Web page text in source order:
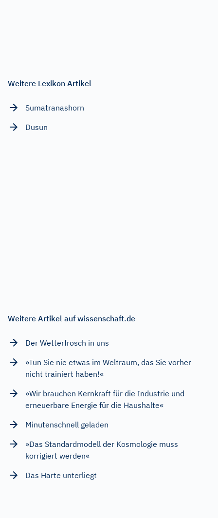
Weitere Lexikon Artikel
Sumatranashorn
Dusun
Weitere Artikel auf wissenschaft.de
Der Wetterfrosch in uns
»Tun Sie nie etwas im Weltraum, das Sie vorher
nicht trainiert haben!«
»Wir brauchen Kernkraft für die Industrie und
erneuerbare Energie für die Haushalte«
Minutenschnell geladen
»Das Standardmodell der Kosmologie muss
korrigiert werden«
Das Harte unterliegt